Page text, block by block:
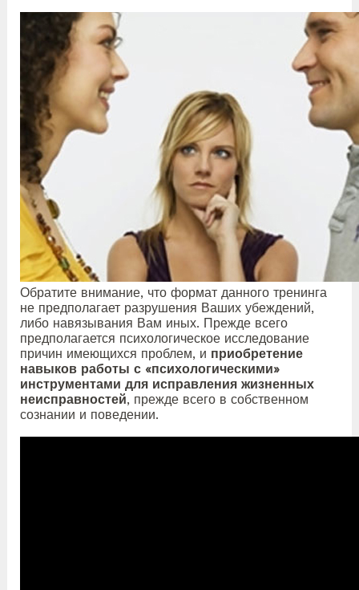
Обратите внимание, что формат данного тренинга
не предполагает разрушения Ваших убеждений,
либо навязывания Вам иных. Прежде всего
предполагается психологическое исследование
причин имеющихся проблем, и приобретение
навыков работы с «психологическими»
инструментами для исправления жизненных
неисправностей, прежде всего в собственном
сознании и поведении.